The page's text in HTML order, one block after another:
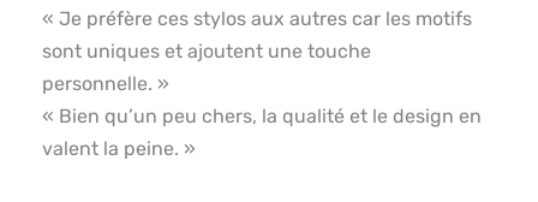
« Je préfère ces stylos aux autres car les motifs
sont uniques et ajoutent une touche
personnelle. »
« Bien qu’un peu chers, la qualité et le design en
valent la peine. »